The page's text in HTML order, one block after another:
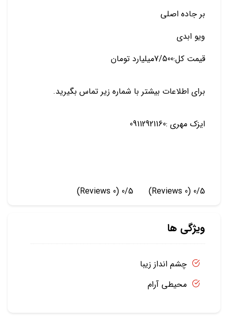
بر جاده اصلي
ويو ابدي
قيمت كل:7/500ميليارد تومان
برای اطلاعات بیشتر با شماره زیر تماس بگیرید.
ایزک مهری :09112921160
0/5
(0 Reviews)
0/5
(0 Reviews)
ویژگی ها
چشم انداز زیبا
محیطی آرام